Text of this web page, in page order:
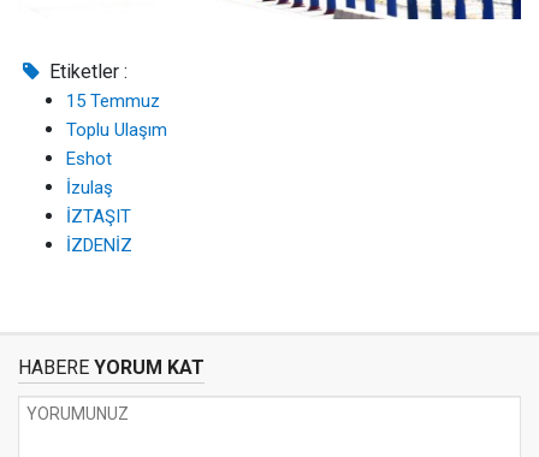
Etiketler :
15 Temmuz
Toplu Ulaşım
Eshot
İzulaş
İZTAŞIT
İZDENİZ
HABERE YORUM KAT